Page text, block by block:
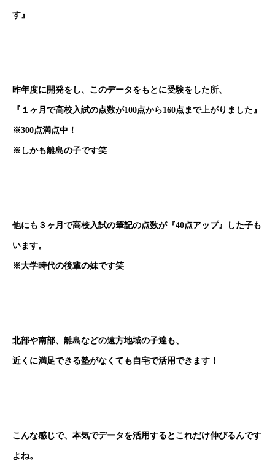
す』
昨年度に開発をし、このデータをもとに受験をした所、
『１ヶ月で高校入試の点数が100点から160点まで上がりました』
※300点満点中！
※しかも離島の子です笑
他にも３ヶ月で高校入試の筆記の点数が『40点アップ』した子も
います。
※大学時代の後輩の妹です笑
北部や南部、離島などの遠方地域の子達も、
近くに満足できる塾がなくても自宅で活用できます！
こんな感じで、本気でデータを活用するとこれだけ伸びるんです
よね。